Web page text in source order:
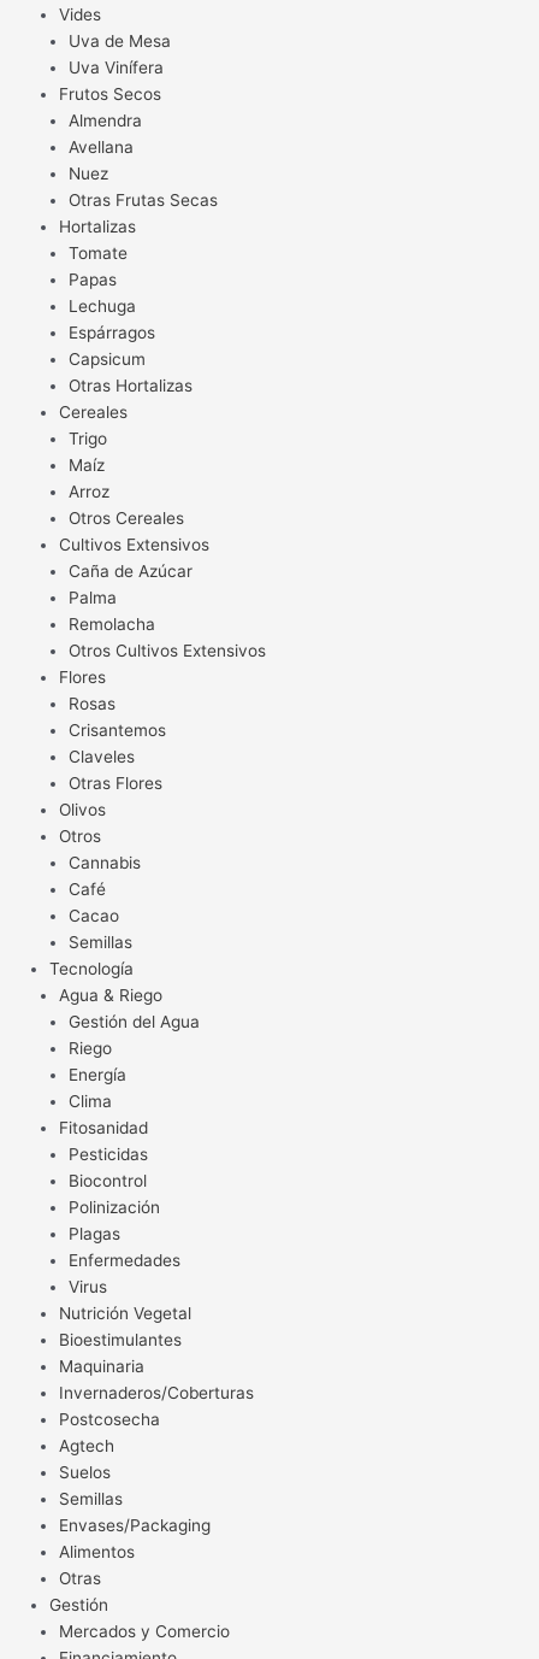
Vides
Uva de Mesa
Uva Vinífera
Frutos Secos
Almendra
Avellana
Nuez
Otras Frutas Secas
Hortalizas
Tomate
Papas
Lechuga
Espárragos
Capsicum
Otras Hortalizas
Cereales
Trigo
Maíz
Arroz
Otros Cereales
Cultivos Extensivos
Caña de Azúcar
Palma
Remolacha
Otros Cultivos Extensivos
Flores
Rosas
Crisantemos
Claveles
Otras Flores
Olivos
Otros
Cannabis
Café
Cacao
Semillas
Tecnología
Agua & Riego
Gestión del Agua
Riego
Energía
Clima
Fitosanidad
Pesticidas
Biocontrol
Polinización
Plagas
Enfermedades
Virus
Nutrición Vegetal
Bioestimulantes
Maquinaria
Invernaderos/Coberturas
Postcosecha
Agtech
Suelos
Semillas
Envases/Packaging
Alimentos
Otras
Gestión
Mercados y Comercio